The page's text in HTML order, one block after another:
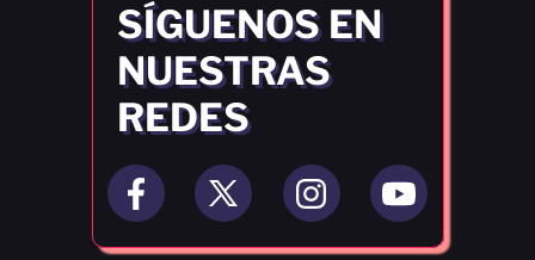
SÍGUENOS EN
NUESTRAS
REDES